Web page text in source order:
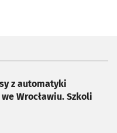
z automatyki
Wrocławiu. Szkoli